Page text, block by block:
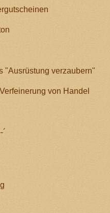
"Ausrüstung verzaubern"
von Handel